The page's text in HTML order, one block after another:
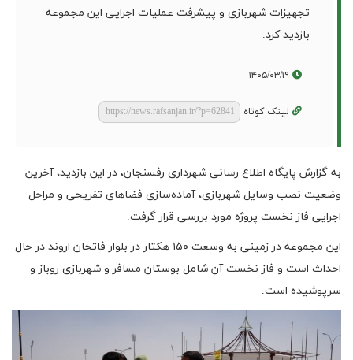
تجهیزات شهربازی و پیشرفت عملیات اجرایی این مجموعه
بازدید کرد.
لینک کوتاه
به گزارش پایگاه اطلاع رسانی شهرداری رفسنجان، در این بازدید، آخرین
وضعیت نصب وسایل شهربازی، آماده‌سازی فضاهای تفریحی و مراحل
اجرایی فاز نخست پروژه مورد بررسی قرار گرفت.
این مجموعه در زمینی به وسعت ۱۵۰ هکتار در بلوار فاتحان اروند در حال
احداث است و فاز نخست آن شامل بوستان مسافر و شهربازی روباز و
سرپوشیده است.